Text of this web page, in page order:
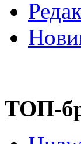
ТОП-